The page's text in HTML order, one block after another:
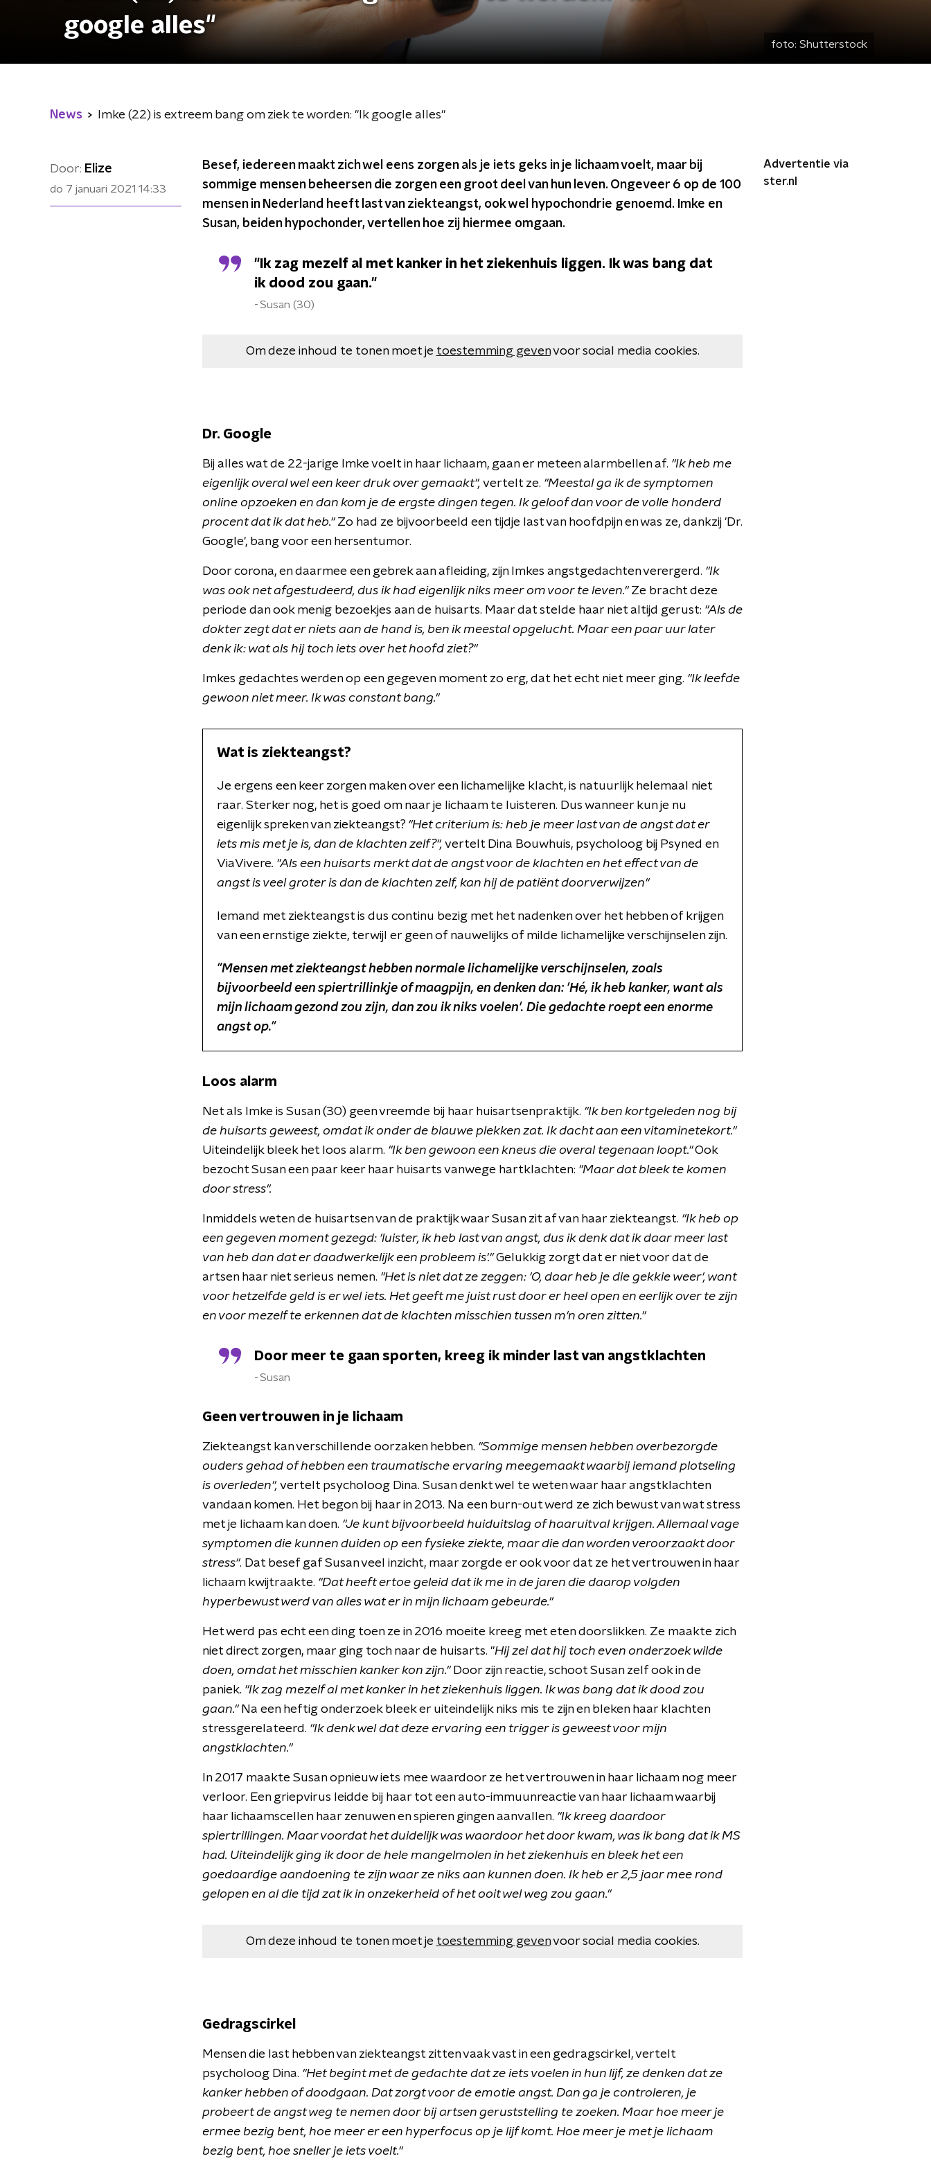
google alles"
foto: Shutterstock
News Imke (22) is extreem bang om ziek te worden: "Ik google alles"
Door: Elize
do 7 januari 2021 14:33
Besef, iedereen maakt zich wel eens zorgen als je iets geks in je lichaam voelt, maar bij
sommige mensen beheersen die zorgen een groot deel van hun leven. Ongeveer 6 op de 100
mensen in Nederland heeft last van ziekteangst, ook wel hypochondrie genoemd. Imke en
Susan, beiden hypochonder, vertellen hoe zij hiermee omgaan.
"Ik zag mezelf al met kanker in het ziekenhuis liggen. Ik was bang dat
ik dood zou gaan."
Susan (30)
Om deze inhoud te tonen moet je toestemming gevenvoor social media cookies.
Dr. Google
Bij alles wat de 22-jarige Imke voelt in haar lichaam, gaan er meteen alarmbellen af. "Ik heb me
eigenlijk overal wel een keer druk over gemaakt", vertelt ze. "Meestal ga ik de symptomen
online opzoeken en dan kom je de ergste dingen tegen. Ik geloof dan voor de volle honderd
procent dat ik dat heb." Zo had ze bijvoorbeeld een tijdje last van hoofdpijn en was ze, dankzij 'Dr.
Google', bang voor een hersentumor.
Door corona, en daarmee een gebrek aan afleiding, zijn Imkes angstgedachten verergerd. "Ik
was ook net afgestudeerd, dus ik had eigenlijk niks meer om voor te leven." Ze bracht deze
periode dan ook menig bezoekjes aan de huisarts. Maar dat stelde haar niet altijd gerust: "Als de
dokter zegt dat er niets aan de hand is, ben ik meestal opgelucht. Maar een paar uur later
denk ik: wat als hij toch iets over het hoofd ziet?"
Imkes gedachtes werden op een gegeven moment zo erg, dat het echt niet meer ging. "Ik leefde
gewoon niet meer. Ik was constant bang."
Wat is ziekteangst?
Je ergens een keer zorgen maken over een lichamelijke klacht, is natuurlijk helemaal niet
raar. Sterker nog, het is goed om naar je lichaam te luisteren. Dus wanneer kun je nu
eigenlijk spreken van ziekteangst? "Het criterium is: heb je meer last van de angst dat er
iets mis met je is, dan de klachten zelf?", vertelt Dina Bouwhuis, psycholoog bij Psyned en
ViaVivere. "Als een huisarts merkt dat de angst voor de klachten en het effect van de
angst is veel groter is dan de klachten zelf, kan hij de patiënt doorverwijzen"
Iemand met ziekteangst is dus continu bezig met het nadenken over het hebben of krijgen
van een ernstige ziekte, terwijl er geen of nauwelijks of milde lichamelijke verschijnselen zijn.
"Mensen met ziekteangst hebben normale lichamelijke verschijnselen, zoals
bijvoorbeeld een spiertrillinkje of maagpijn, en denken dan: 'Hé, ik heb kanker, want als
mijn lichaam gezond zou zijn, dan zou ik niks voelen'. Die gedachte roept een enorme
angst op."
Loos alarm
Net als Imke is Susan (30) geen vreemde bij haar huisartsenpraktijk. "Ik ben kortgeleden nog bij
de huisarts geweest, omdat ik onder de blauwe plekken zat. Ik dacht aan een vitaminetekort."
Uiteindelijk bleek het loos alarm. "Ik ben gewoon een kneus die overal tegenaan loopt."Ook
bezocht Susan een paar keer haar huisarts vanwege hartklachten: "Maar dat bleek te komen
door stress".
Inmiddels weten de huisartsen van de praktijk waar Susan zit af van haar ziekteangst. "Ik heb op
een gegeven moment gezegd: 'luister, ik heb last van angst, dus ik denk dat ik daar meer last
van heb dan dat er daadwerkelijk een probleem is'."Gelukkig zorgt dat er niet voor dat de
artsen haar niet serieus nemen. "Het is niet dat ze zeggen: 'O, daar heb je die gekkie weer', want
voor hetzelfde geld is er wel iets. Het geeft me juist rust door er heel open en eerlijk over te zijn
en voor mezelf te erkennen dat de klachten misschien tussen m'n oren zitten."
Door meer te gaan sporten, kreeg ik minder last van angstklachten
Susan
Geen vertrouwen in je lichaam
Ziekteangst kan verschillende oorzaken hebben. "Sommige mensen hebben overbezorgde
ouders gehad of hebben een traumatische ervaring meegemaakt waarbij iemand plotseling
is overleden", vertelt psycholoog Dina. Susan denkt wel te weten waar haar angstklachten
vandaan komen. Het begon bij haar in 2013. Na een burn-out werd ze zich bewust van wat stress
met je lichaam kan doen. "Je kunt bijvoorbeeld huiduitslag of haaruitval krijgen. Allemaal vage
symptomen die kunnen duiden op een fysieke ziekte, maar die dan worden veroorzaakt door
stress". Dat besef gaf Susan veel inzicht, maar zorgde er ook voor dat ze het vertrouwen in haar
lichaam kwijtraakte. "Dat heeft ertoe geleid dat ik me in de jaren die daarop volgden
hyperbewust werd van alles wat er in mijn lichaam gebeurde."
Het werd pas echt een ding toen ze in 2016 moeite kreeg met eten doorslikken. Ze maakte zich
niet direct zorgen, maar ging toch naar de huisarts. "Hij zei dat hij toch even onderzoek wilde
doen, omdat het misschien kanker kon zijn."Door zijn reactie, schoot Susan zelf ook in de
paniek. "Ik zag mezelf al met kanker in het ziekenhuis liggen. Ik was bang dat ik dood zou
gaan." Na een heftig onderzoek bleek er uiteindelijk niks mis te zijn en bleken haar klachten
stressgerelateerd. "Ik denk wel dat deze ervaring een trigger is geweest voor mijn
angstklachten."
In 2017 maakte Susan opnieuw iets mee waardoor ze het vertrouwen in haar lichaam nog meer
verloor. Een griepvirus leidde bij haar tot een auto-immuunreactie van haar lichaam waarbij
haar lichaamscellen haar zenuwen en spieren gingen aanvallen. "Ik kreeg daardoor
spiertrillingen. Maar voordat het duidelijk was waardoor het door kwam, was ik bang dat ik MS
had. Uiteindelijk ging ik door de hele mangelmolen in het ziekenhuis en bleek het een
goedaardige aandoening te zijn waar ze niks aan kunnen doen. Ik heb er 2,5 jaar mee rond
gelopen en al die tijd zat ik in onzekerheid of het ooit wel weg zou gaan."
Om deze inhoud te tonen moet je toestemming gevenvoor social media cookies.
Gedragscirkel
Mensen die last hebben van ziekteangst zitten vaak vast in een gedragscirkel, vertelt
psycholoog Dina. "Het begint met de gedachte dat ze iets voelen in hun lijf, ze denken dat ze
kanker hebben of doodgaan. Dat zorgt voor de emotie angst. Dan ga je controleren, je
probeert de angst weg te nemen door bij artsen geruststelling te zoeken. Maar hoe meer je
ermee bezig bent, hoe meer er een hyperfocus op je lijf komt. Hoe meer je met je lichaam
bezig bent, hoe sneller je iets voelt."
Advertentie via
ster.nl